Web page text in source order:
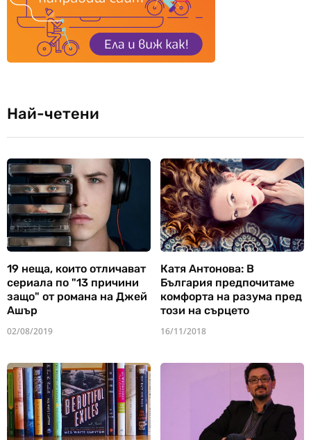
Най-четени
19 неща, които отличават
сериала по "13 причини
защо" от романа на Джей
Ашър
02/08/2019
Катя Антонова: В
България предпочитаме
комфорта на разума пред
този на сърцето
16/11/2018